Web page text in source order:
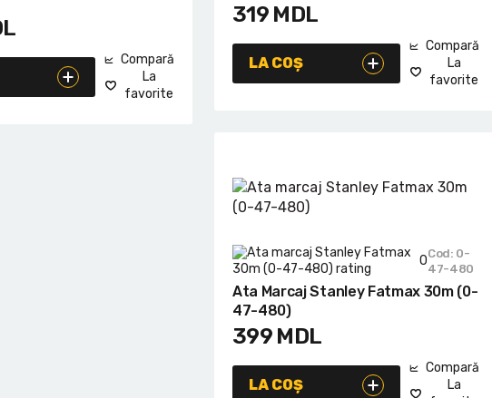
Compară
La
favorite
319 MDL
LA COȘ
Compară
La
favorite
0Cod: 0-
47-480
Ata Marcaj Stanley Fatmax 30m (0-
47-480)
399 MDL
LA COȘ
Compară
La